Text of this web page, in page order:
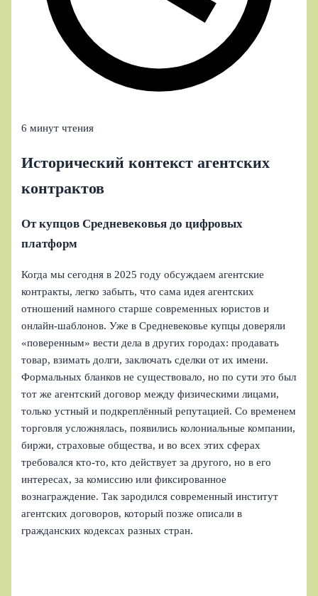
6 минут чтения
Исторический контекст агентских
контрактов
От купцов Средневековья до цифровых
платформ
Когда мы сегодня в 2025 году обсуждаем агентские
контракты, легко забыть, что сама идея агентских
отношений намного старше современных юристов и
онлайн‑шаблонов. Уже в Средневековье купцы доверяли
«поверенным» вести дела в других городах: продавать
товар, взимать долги, заключать сделки от их имени.
Формальных бланков не существовало, но по сути это был
тот же агентский договор между физическими лицами,
только устный и подкреплённый репутацией. Со временем
торговля усложнялась, появились колониальные компании,
биржи, страховые общества, и во всех этих сферах
требовался кто‑то, кто действует за другого, но в его
интересах, за комиссию или фиксированное
вознаграждение. Так зародился современный институт
агентских договоров, который позже описали в
гражданских кодексах разных стран.